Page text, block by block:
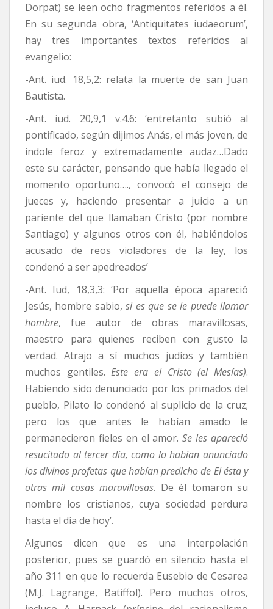
Dorpat) se leen ocho fragmentos referidos a él.
En su segunda obra, ‘Antiquitates iudaeorum’,
hay tres importantes textos referidos al
evangelio:
-Ant. iud. 18,5,2: relata la muerte de san Juan
Bautista.
-Ant. iud. 20,9,1 v.4.6: ‘entretanto subió al
pontificado, según dijimos Anás, el más joven, de
índole feroz y extremadamente audaz…Dado
este su carácter, pensando que había llegado el
momento oportuno…., convocó el consejo de
jueces y, haciendo presentar a juicio a un
pariente del que llamaban Cristo (por nombre
Santiago) y algunos otros con él, habiéndolos
acusado de reos violadores de la ley, los
condenó a ser apedreados’
-Ant. Iud, 18,3,3: ‘Por aquella época apareció
Jesús, hombre sabio,si es que se le puede llamar
hombre, fue autor de obras maravillosas,
maestro para quienes reciben con gusto la
verdad. Atrajo a sí muchos judíos y también
muchos gentiles.Este era el Cristo (el Mesías).
Habiendo sido denunciado por los primados del
pueblo, Pilato lo condenó al suplicio de la cruz;
pero los que antes le habían amado le
permanecieron fieles en el amor.Se les apareció
resucitado al tercer día, como lo habían anunciado
los divinos profetas que habían predicho de El ésta y
otras mil cosas maravillosas. De él tomaron su
nombre los cristianos, cuya sociedad perdura
hasta el día de hoy’.
Algunos dicen que es una interpolación
posterior, pues se guardó en silencio hasta el
año 311 en que lo recuerda Eusebio de Cesarea
(M.J. Lagrange, Batiffol). Pero muchos otros,